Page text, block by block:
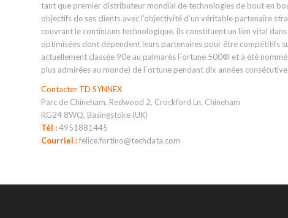
tant que premier distributeur mondial de technologies de bout en
objectifs de ses clients avec l’objectivité d’un véritable partenaire
couvrant le continuum technologique, ils constituent un lien vital
optimisées dont dépendent leurs partenaires pour être compétitifs
actuellement classée 90e au palmarès Fortune 500® et a été
plus admirées au monde) de Fortune pendant dix années
Contacter TD SYNNEX
Parc de Chineham, Redwood 2, Crockford Ln, Chineham
RG24 8WQ, Basingstoke (UK)
Tél :4951881445
Courriel :felice.fortino@techdata.com